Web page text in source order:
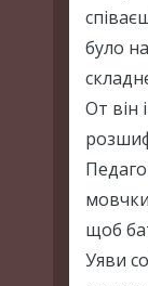
було
От він
щоб
Уяви